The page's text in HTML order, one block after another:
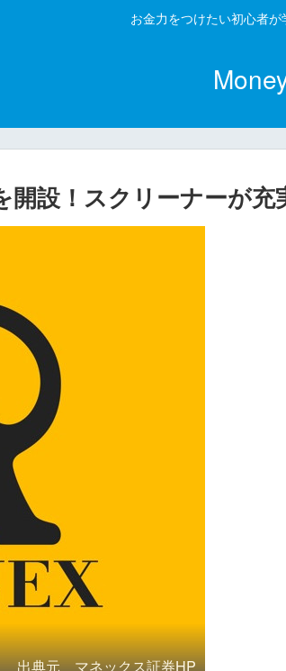
お金力をつけたい初心者が
開設！スクリーナーが充
出典元 マネックス証券HP